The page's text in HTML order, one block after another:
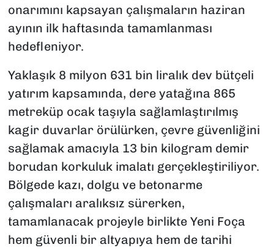
onarımını kapsayan çalışmaların haziran
ayının ilk haftasında tamamlanması
hedefleniyor.
Yaklaşık 8 milyon 631 bin liralık dev bütçeli
yatırım kapsamında, dere yatağına 865
metreküp ocak taşıyla sağlamlaştırılmış
kagir duvarlar örülürken, çevre güvenliğini
sağlamak amacıyla 13 bin kilogram demir
borudan korkuluk imalatı gerçekleştiriliyor.
Bölgede kazı, dolgu ve betonarme
çalışmaları aralıksız sürerken,
tamamlanacak projeyle birlikte Yeni Foça
hem güvenli bir altyapıya hem de tarihi